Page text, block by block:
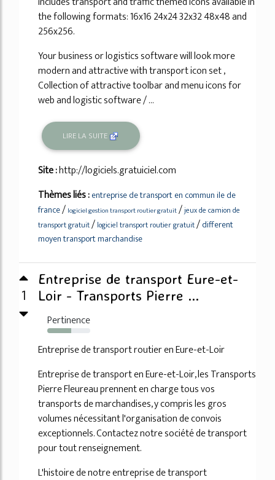
the following formats: 16x16 24x24 32x32 48x48 and
256x256.
Your business or logistics software will look more
modern and attractive with transport icon set ,
Collection of attractive toolbar and menu icons for
web and logistic software / ...
LIRE LA SUITE
Site :http://logiciels.gratuiciel.com
Thèmes liés :entreprise de transport en commun ile de
france/ logiciel gestion transport routier gratuit/jeux de camion de
transport gratuit/ logiciel transport routier gratuit/different
moyen transport marchandise
1
Entreprise de transport Eure-et-
Loir - Transports Pierre ...
Pertinence
55%
Entreprise de transport routier en Eure-et-Loir
Entreprise de transport en Eure-et-Loir, les Transports
Pierre Fleureau prennent en charge tous vos
transports de marchandises, y compris les gros
volumes nécessitant l'organisation de convois
exceptionnels. Contactez notre société de transport
pour tout renseignement.
L'histoire de notre entreprise de transport